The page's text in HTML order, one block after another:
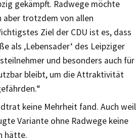
gekämpft. Radwege möchte
aber trotzdem von allen
Ziel der CDU ist es, dass
als ‚Lebensader‘ des Leipziger
und besonders auch für
bleibt, um die Attraktivität
keine Mehrheit fand. Auch weil
Variante ohne Radwege keine
hätte.